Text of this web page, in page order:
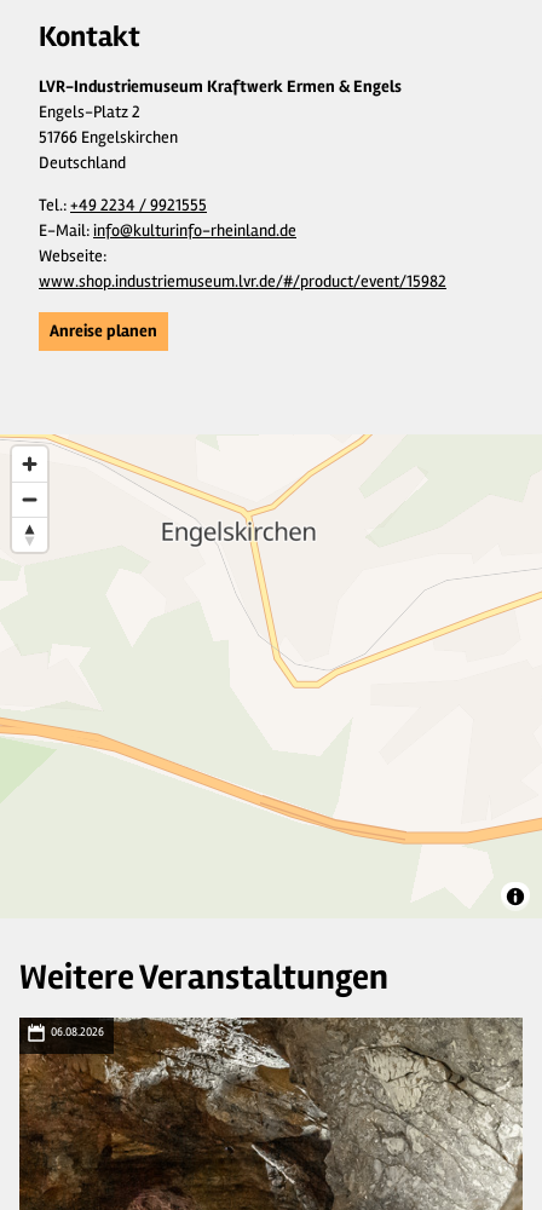
Kontakt
LVR-Industriemuseum Kraftwerk Ermen & Engels
Engels-Platz 2
51766 Engelskirchen
Deutschland
Tel.:+49 2234 / 9921555
E-Mail:info@kulturinfo-rheinland.de
Webseite:
www.shop.industriemuseum.lvr.de/#/product/event/15982
Anreise planen
Weitere Veranstaltungen
06.08.2026